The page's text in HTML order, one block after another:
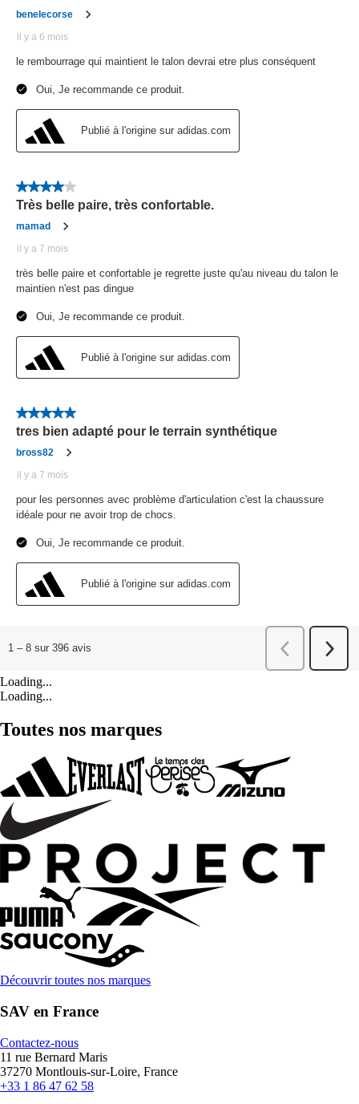
Loading...
Loading...
Toutes nos marques
Découvrir toutes nos marques
SAV en France
Contactez-nous
11 rue Bernard Maris
37270 Montlouis-sur-Loire, France
+33 1 86 47 62 58